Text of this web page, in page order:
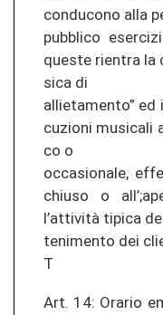
con­du­co­no alla
pu­bbli­co
ques­te rien­tra
si­ca di
al­lie­ta­men­to” ed
cu­zio­ni mu­si­ca­li
co o
oc­ca­sio­na­le,
chiuso o
l’attività tipi­ca
teni­men­to dei
T
Art. 14: Ora­rio